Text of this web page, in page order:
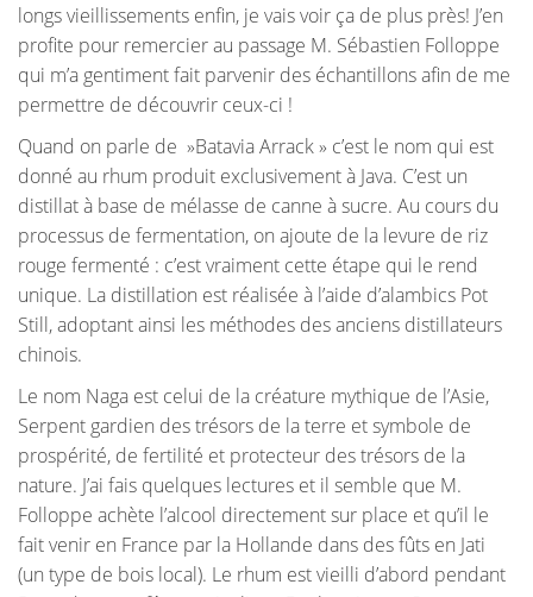
longs vieillissements enfin, je vais voir ça de plus près! J’en
profite pour remercier au passage M. Sébastien Folloppe
qui m’a gentiment fait parvenir des échantillons afin de me
permettre de découvrir ceux-ci !
Quand on parle de »Batavia Arrack » c’est le nom qui est
donné au rhum produit exclusivement à Java. C’est un
distillat à base de mélasse de canne à sucre. Au cours du
processus de fermentation, on ajoute de la levure de riz
rouge fermenté : c’est vraiment cette étape qui le rend
unique. La distillation est réalisée à l’aide d’alambics Pot
Still, adoptant ainsi les méthodes des anciens distillateurs
chinois.
Le nom Naga est celui de la créature mythique de l’Asie,
Serpent gardien des trésors de la terre et symbole de
prospérité, de fertilité et protecteur des trésors de la
nature. J’ai fais quelques lectures et il semble que M.
Folloppe achète l’alcool directement sur place et qu’il le
fait venir en France par la Hollande dans des fûts en Jati
(un type de bois local). Le rhum est vieilli d’abord pendant